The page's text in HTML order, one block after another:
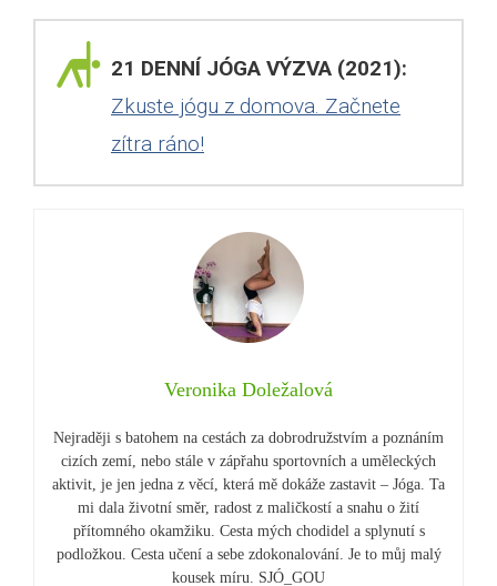
21 DENNÍ JÓGA VÝZVA (2021):
Zkuste jógu z domova. Začnete
zítra ráno!
Veronika Doležalová
Nejraději s batohem na cestách za dobrodružstvím a poznáním
cizích zemí, nebo stále v zápřahu sportovních a uměleckých
aktivit, je jen jedna z věcí, která mě dokáže zastavit – Jóga. Ta
mi dala životní směr, radost z maličkostí a snahu o žití
přítomného okamžiku. Cesta mých chodidel a splynutí s
podložkou. Cesta učení a sebe zdokonalování. Je to můj malý
kousek míru. SJÓ_GOU